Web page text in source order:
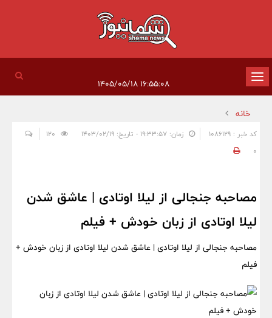
تغییر
وضعیت
ناوبری
۱۶:۵۵:۰۸ ۱۴۰۵/۰۵/۱۸
خانه
کد خبر : 1086129 زمان: ۱۹:۳۳:۵۷ - تاریخ: ۱۴۰۳/۰۲/۱۹
0
مصاحبه جنجالی از لیلا اوتادی | عاشق شدن
لیلا اوتادی از زبان خودش + فیلم
مصاحبه جنجالی از لیلا اوتادی | عاشق شدن لیلا اوتادی از زبان خودش +
فیلم